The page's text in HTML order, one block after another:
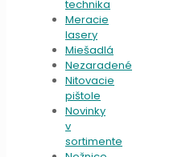
technika
Meracie
lasery
Miešadlá
Nezaradené
Nitovacie
pištole
Novinky
v
sortimente